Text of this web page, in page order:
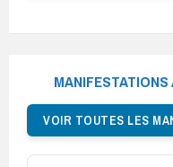
MANIFESTATIONS
VOIR TOUTES LES